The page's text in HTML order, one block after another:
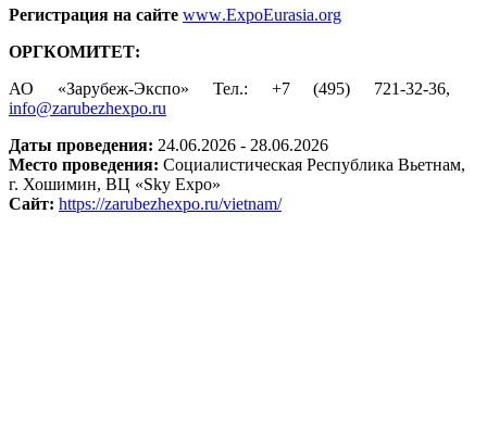
Регистрация на сайте www.ExpoEurasia.org
ОРГКОМИТЕТ:
АО «Зарубеж-Экспо» Тел.: +7 (495) 721-32-36,
info@zarubezhexpo.ru
Даты проведения: 24.06.2026 - 28.06.2026
Место проведения: Социалистическая Республика Вьетнам,
г. Хошимин, ВЦ «Sky Expo»
Сайт: https://zarubezhexpo.ru/vietnam/